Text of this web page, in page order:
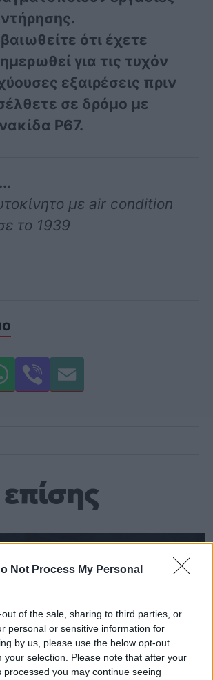
Not Process My Personal
of the sale, sharing to third parties, or
personal or sensitive information for
by us, please use the below opt-out
your selection. Please note that after your
processed you may continue seeing
ότι έχετε
για τις τυχόν
εξαιρέσεις πριν
σε δρόμο με
Ρ67.
με air condition
το 1939
επίσης